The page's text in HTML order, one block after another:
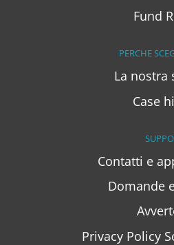
Fund
PERCHE
La nostra
Case
Contatti e
Domande
Privacy Policy